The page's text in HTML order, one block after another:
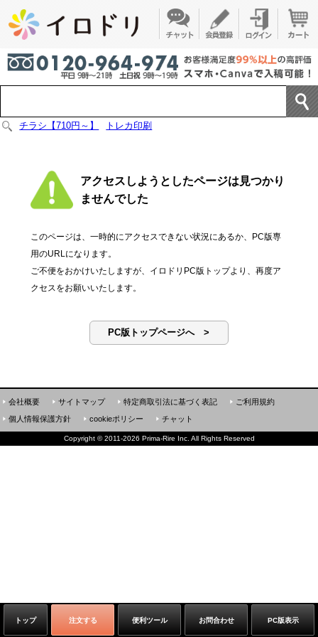
チラシ【710円～】 トレカ印刷
アクセスしようとしたページは見つかり
ませんでした
このページは、一時的にアクセスできない状況にあるか、PC版専
用のURLになります。
ご不便をおかけいたしますが、イロドリPC版トップより、再度ア
クセスをお願いいたします。
PC版トップページへ >
トップ 注文する 便利ツール お問合わせ PC版表示
会社概要 サイトマップ 特定商取引法に基づく表記
ご利用規約
個人情報保護方針
cookieポリシー チャット
Copyright ©2011-2026 Prima-Rire Inc. All Rights Reserved